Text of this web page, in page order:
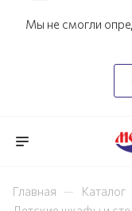
Мы не смогли
Главная — Каталог